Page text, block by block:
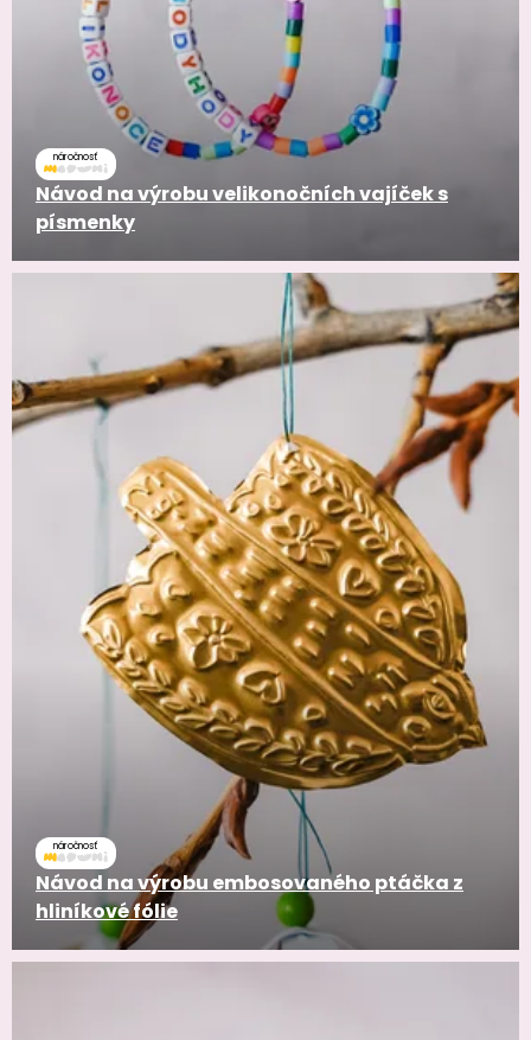
náročnosť
Návod na výrobu velikonočních vajíček s
písmenky
náročnosť
Návod na výrobu embosovaného ptáčka z
hliníkové fólie